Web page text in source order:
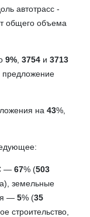
автотрасс -
общего объема
9% ,3754 и3713
предложение
на43%,
—67% (503
земельные
—5% (35
строительство,